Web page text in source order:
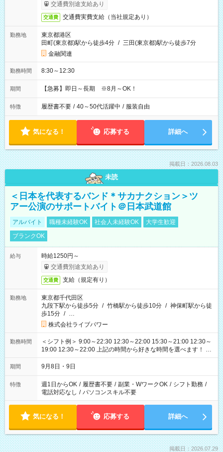
交通費別途支給あり
交通費 交通費実費支給（当社規定あり）
勤務地
東京都港区
田町(東京都)駅から徒歩4分 / 三田(東京都)駅から徒歩7分
金融関連
勤務時間 8:30～12:30
期間 【急募】即日～長期 ※8月～OK！
特徴 履歴書不要 / 40～50代活躍中 / 服装自由
気になる！ 応募する 詳細へ
掲載日：2026.08.03
未読
＜日本を代表するバンド＊サカナクション＞ツ
アー公演のサポートバイト＠日本武道館
アルバイト 職種未経験OK 社会人未経験OK
大学生歓迎
ブランクOK
給与
時給1250円～
交通費別途支給あり
交通費 支給（規定有り）
勤務地
東京都千代田区
九段下駅から徒歩5分 / 竹橋駅から徒歩10分 / 神保町駅から徒
歩15分 / …
株式会社ライブパワー
勤務時間
＜シフト例＞ 9:00～22:30 12:30～22:00 15:30～21:00 12:30～
19:00 12:30～22:00 上記の時間から好きな時間を選べます！ ※
時間は変更となる可能性があります
期間 9月8日・9日
特徴 週1日からOK / 履歴書不要 / 副業・WワークOK / シフト勤務 /
電話対応なし / パソコンスキル不要
気になる！ 応募する 詳細へ
掲載日：2026.07.29